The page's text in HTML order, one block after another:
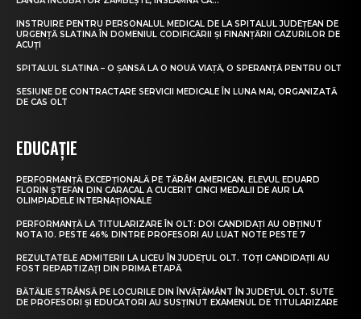
INSTRUIRE PENTRU PERSONALUL MEDICAL DE LA SPITALUL JUDEȚEAN DE
URGENȚĂ SLATINA ÎN DOMENIUL CODIFICĂRII ȘI FINANȚĂRII CAZURILOR DE
ACUȚI
SPITALUL SLATINA – O ȘANSĂ LA O NOUĂ VIAȚĂ, O SPERANȚĂ PENTRU OLT
SESIUNE DE CONTRACTARE SERVICII MEDICALE ÎN LUNA MAI, ORGANIZATĂ
DE CAS OLT
EDUCAȚIE
PERFORMANȚĂ EXCEPȚIONALĂ PE TĂRÂM AMERICAN. ELEVUL EDUARD
FLORIN ȘTEFAN DIN CARACAL A CUCERIT CINCI MEDALII DE AUR LA
OLIMPIADELE INTERNAȚIONALE
PERFORMANȚĂ LA TITULARIZARE ÎN OLT: DOI CANDIDAȚI AU OBȚINUT
NOTA 10. PESTE 46% DINTRE PROFESORI AU LUAT NOTE PESTE 7
REZULTATELE ADMITERII LA LICEU ÎN JUDEȚUL OLT. TOȚI CANDIDAȚII AU
FOST REPARTIZAȚI DIN PRIMA ETAPĂ
BĂTĂLIE STRÂNSĂ PE LOCURILE DIN ÎNVĂȚĂMÂNT ÎN JUDEȚUL OLT. SUTE
DE PROFESORI ȘI EDUCATORI AU SUSȚINUT EXAMENUL DE TITULARIZARE